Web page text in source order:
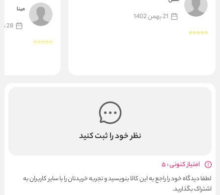
21 بهمن 1402
مینا
28 دی 1402
نظر خود را ثبت کنید
امتیاز کنونی : 5
لطفا دیدگاه خود را راجع به این کالا بنویسید و تجربه خریدتان را با سایر کاربران به
اشتراک بگذارید.